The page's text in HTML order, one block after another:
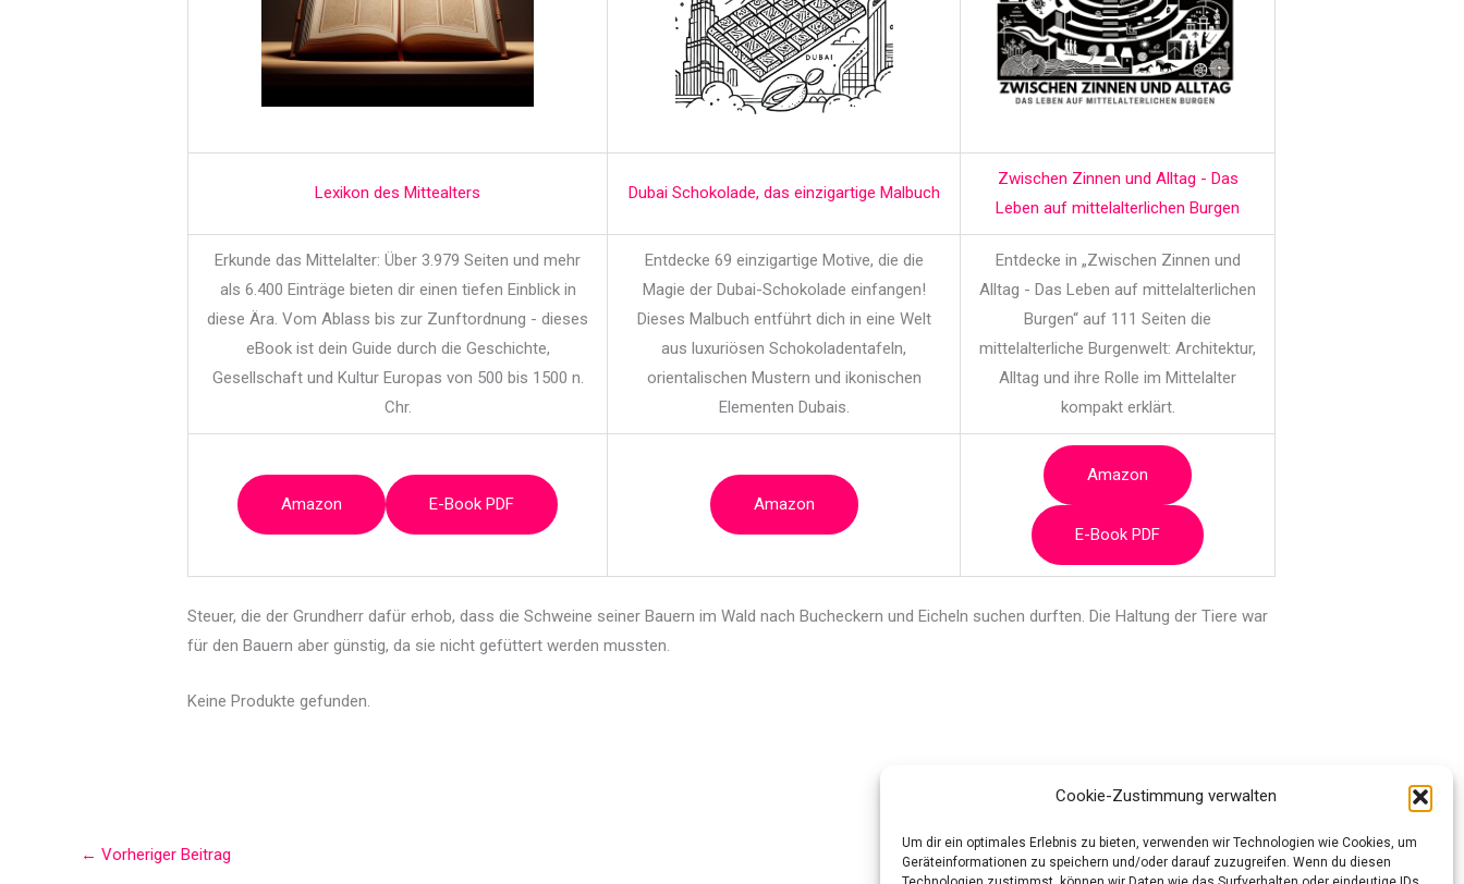
Cookie-Zustimmung verwalten
Um dir ein optimales Erlebnis zu bieten, verwenden wir Technologien wie Cookies, um
Geräteinformationen zu speichern und/oder darauf zuzugreifen. Wenn du diesen
Lexikon des Mittealters Dubai Schokolade, das einzigartige Malbuch
Zwischen Zinnen und Alltag - Das
Leben auf mittelalterlichen Burgen
Erkunde das Mittelalter: Über 3.979 Seiten und mehr
als 6.400 Einträge bieten dir einen tiefen Einblick in
diese Ära. Vom Ablass bis zur Zunftordnung - dieses
eBook ist dein Guide durch die Geschichte,
Gesellschaft und Kultur Europas von 500 bis 1500 n.
Chr.
Entdecke 69 einzigartige Motive, die die
Magie der Dubai-Schokolade einfangen!
Dieses Malbuch entführt dich in eine Welt
aus luxuriösen Schokoladentafeln,
orientalischen Mustern und ikonischen
Elementen Dubais.
Entdecke in „Zwischen Zinnen und
Alltag - Das Leben auf mittelalterlichen
Burgen“ auf 111 Seiten die
mittelalterliche Burgenwelt: Architektur,
Alltag und ihre Rolle im Mittelalter
kompakt erklärt.
Amazon E-Book PDF Amazon
Amazon
E-Book PDF
Steuer, die der Grundherr dafür erhob, dass die Schweine seiner Bauern im Wald nach Bucheckern und Eicheln suchen durften.Die Haltung der Tiere war
für den Bauern aber günstig, da sie nicht gefüttert werden mussten.
Keine Produkte gefunden.
← Vorheriger Beitrag Nächster Beitrag→